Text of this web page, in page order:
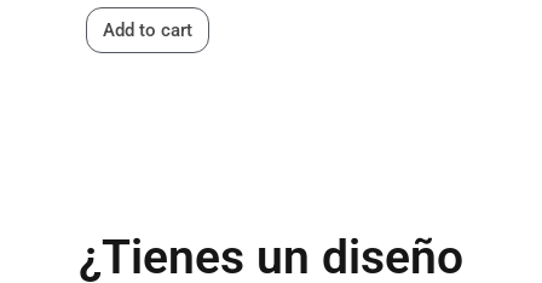
Add to cart
¿Tienes un diseño